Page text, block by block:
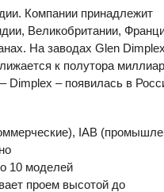
Компании принадлежит
Великобритании,
На заводах Glen
к полутора
Dimplex – появилась в
IAB
10 моделей
проем высотой до